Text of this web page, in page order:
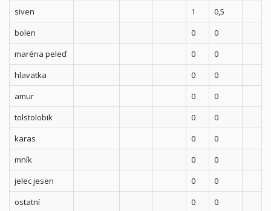
siven
1
0,5
bolen
0
0
maréna peleď
0
0
hlavatka
0
0
amur
0
0
tolstolobik
0
0
karas
0
0
mník
0
0
jelec jesen
0
0
ostatní
0 0